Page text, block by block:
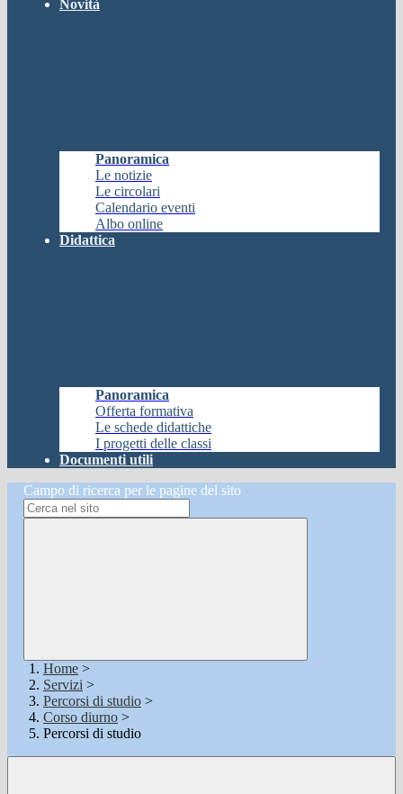
Novità
Panoramica
Le notizie
Le circolari
Calendario eventi
Albo online
Didattica
Panoramica
Offerta formativa
Le schede didattiche
I progetti delle classi
Documenti utili
Campo di ricerca per le pagine del sito
Home >
Servizi >
Percorsi di studio >
Corso diurno >
Percorsi di studio